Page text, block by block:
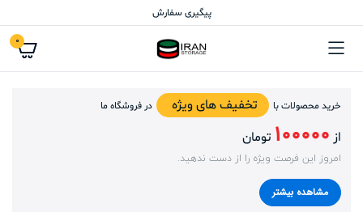
پیگیری سفارش
0
خرید محصولات با تخفیف های ویژه در فروشگاه ما
از 100000 تومان
امروز این فرصت ویژه را از دست ندهید.
مشاهده بیشتر